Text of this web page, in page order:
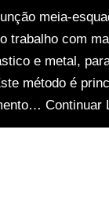
meia-
trabalho com
e metal,
método é
Continuar